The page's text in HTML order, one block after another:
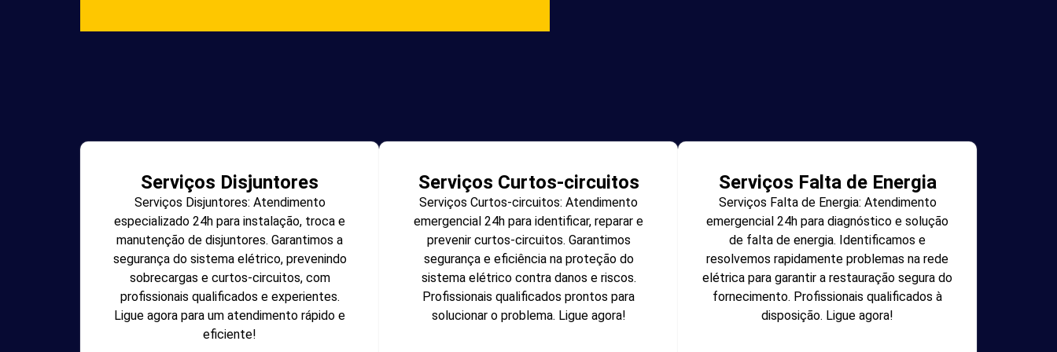
Serviços Disjuntores
Serviços Disjuntores: Atendimento
especializado 24h para instalação, troca e
manutenção de disjuntores. Garantimos a
segurança do sistema elétrico, prevenindo
sobrecargas e curtos-circuitos, com
profissionais qualificados e experientes.
Ligue agora para um atendimento rápido e
eficiente!
Serviços Curtos-circuitos
Serviços Curtos-circuitos: Atendimento
emergencial 24h para identificar, reparar e
prevenir curtos-circuitos. Garantimos
segurança e eficiência na proteção do
sistema elétrico contra danos e riscos.
Profissionais qualificados prontos para
solucionar o problema. Ligue agora!
Serviços Falta de Energia
Serviços Falta de Energia: Atendimento
emergencial 24h para diagnóstico e solução
de falta de energia. Identificamos e
resolvemos rapidamente problemas na rede
elétrica para garantir a restauração segura do
fornecimento. Profissionais qualificados à
disposição. Ligue agora!